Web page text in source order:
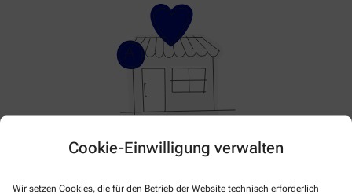
Cookie-Einwilligung verwalten
Wir setzen Cookies, die für den Betrieb der Website technisch erforderlich
Hier gibt es aktuell nichts Neues. Bitte schauen Sie